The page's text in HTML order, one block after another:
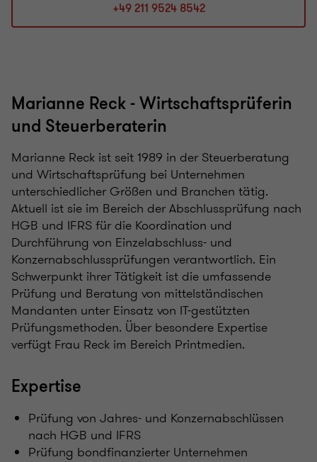
+49 211 9524 8542
Marianne Reck - Wirtschaftsprüferin
und Steuerberaterin
Marianne Reck ist seit 1989 in der Steuerberatung
und Wirtschaftsprüfung bei Unternehmen
unterschiedlicher Größen und Branchen tätig.
Aktuell ist sie im Bereich der Abschlussprüfung nach
HGB und IFRS für die Koordination und
Durchführung von Einzelabschluss- und
Konzernabschlussprüfungen verantwortlich. Ein
Schwerpunkt ihrer Tätigkeit ist die umfassende
Prüfung und Beratung von mittelständischen
Mandanten unter Einsatz von IT-gestützten
Prüfungsmethoden. Über besondere Expertise
verfügt Frau Reck im Bereich Printmedien.
Expertise
Prüfung von Jahres- und Konzernabschlüssen
nach HGB und IFRS
Prüfung bondfinanzierter Unternehmen